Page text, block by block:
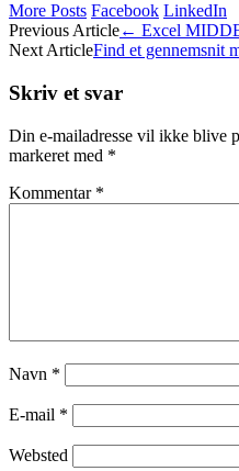
More Posts Facebook LinkedIn
Post
navigation
Previous Article← Excel
Next ArticleFind et gennemsnit
Skriv et svar
Din e-mailadresse vil ikke blive
markeret med *
Kommentar *
Navn *
E-mail *
Websted